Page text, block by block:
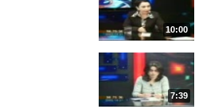
10:00
7:39